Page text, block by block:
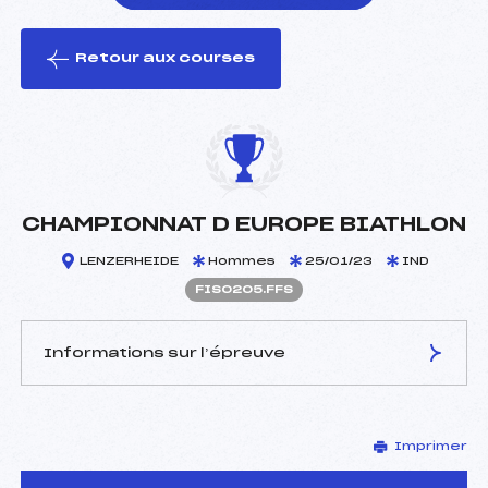
le ski
Retour aux courses
CHAMPIONNAT D EUROPE BIATHLON
LENZERHEIDE Hommes 25/01/23 IND
FIS0205.FFS
Informations sur l’épreuve
–
D.T Adjoint :
–
Imprimer